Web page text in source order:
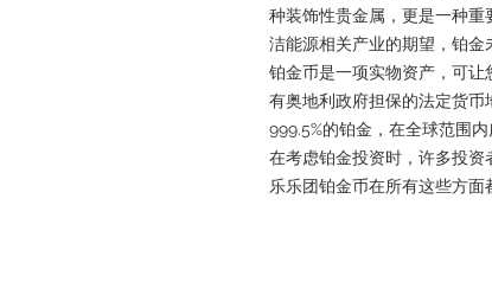
种装饰性贵金属，更是一种
洁能源相关产业的期望，铂金
铂金币是一项实物资产，可
有奥地利政府担保的法定货币
999.5%的铂金，在全球范围
在考虑铂金投资时，许多投资
乐乐团铂金币在所有这些方面